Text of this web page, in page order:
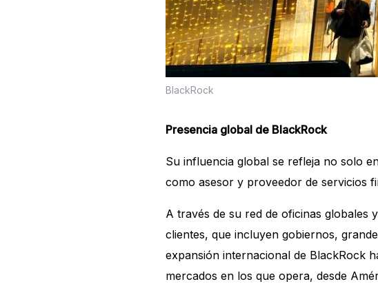
BlackRock
Presencia global de BlackRock
Su influencia global se refleja no solo
como asesor y proveedor de servicios
A través de su red de oficinas globales
clientes, que incluyen gobiernos,
expansión internacional de BlackRock
mercados en los que opera, desde